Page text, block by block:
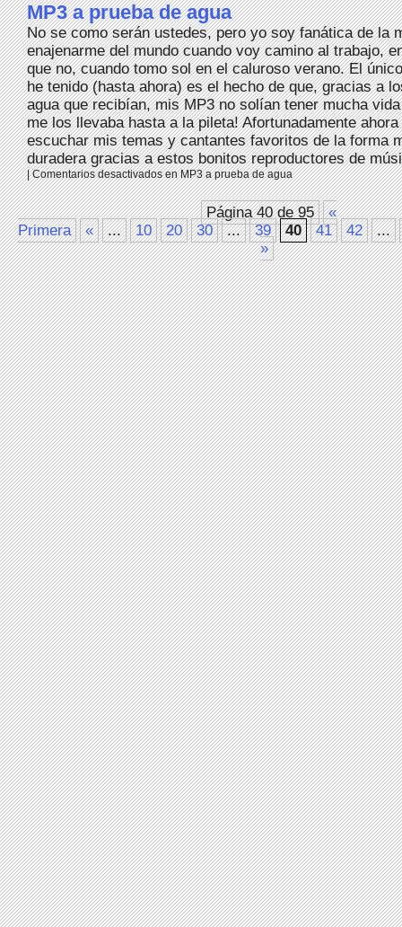
MP3 a prueba de agua
No se como serán ustedes, pero yo soy fanática de la
enajenarme del mundo cuando voy camino al trabajo,
que no, cuando tomo sol en el caluroso verano. El
he tenido (hasta ahora) es el hecho de que, gracias a
agua que recibían, mis MP3 no solían tener mucha
me los llevaba hasta a la pileta! Afortunadamente ahora
escuchar mis temas y cantantes favoritos de la forma
duradera gracias a estos bonitos reproductores de
|Comentarios desactivadosen MP3 a prueba de agua
Página 40 de 95
«
Primera
« ... 10 20 30 ... 39 40 41 42
...
»